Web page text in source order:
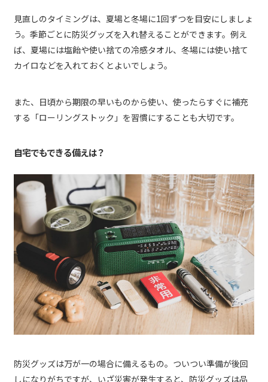
見直しのタイミングは、夏場と冬場に1回ずつを目安にしましょ
う。季節ごとに防災グッズを入れ替えることができます。例え
ば、夏場には塩飴や使い捨ての冷感タオル、冬場には使い捨て
カイロなどを入れておくとよいでしょう。
また、日頃から期限の早いものから使い、使ったらすぐに補充
する「ローリングストック」を習慣にすることも大切です。
自宅でもできる備えは？
防災グッズは万が一の場合に備えるもの。ついつい準備が後回
しになりがちですが、いざ災害が発生すると、防災グッズは品